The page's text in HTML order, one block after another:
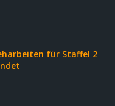
für Staffel 2